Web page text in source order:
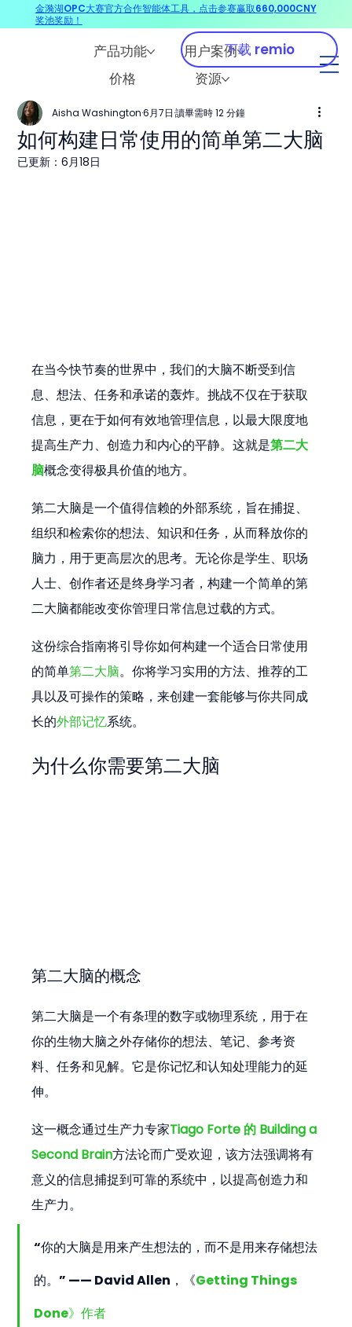
产品功能
用户案例
价格
资源
下载 remio
如何构建日常使用的简单第二大脑
Aisha Washington 6月7日 讀畢需時 12 分鐘
已更新：6月18日
在当今快节奏的世界中，我们的大脑不断受到信
息、想法、任务和承诺的轰炸。挑战不仅在于获取
信息，更在于如何有效地管理信息，以最大限度地
提高生产力、创造力和内心的平静。这就是第二大
脑概念变得极具价值的地方。
第二大脑是一个值得信赖的外部系统，旨在捕捉、
组织和检索你的想法、知识和任务，从而释放你的
脑力，用于更高层次的思考。无论你是学生、职场
人士、创作者还是终身学习者，构建一个简单的第
二大脑都能改变你管理日常信息过载的方式。
这份综合指南将引导你如何构建一个适合日常使用
的简单第二大脑。你将学习实用的方法、推荐的工
具以及可操作的策略，来创建一套能够与你共同成
长的外部记忆系统。
为什么你需要第二大脑
第二大脑的概念
第二大脑是一个有条理的数字或物理系统，用于在
你的生物大脑之外存储你的想法、笔记、参考资
料、任务和见解。它是你记忆和认知处理能力的延
伸。
这一概念通过生产力专家Tiago Forte 的 Building a
Second Brain方法论而广受欢迎，该方法强调将有
意义的信息捕捉到可靠的系统中，以提高创造力和
生产力。
“你的大脑是用来产生想法的，而不是用来存储想法
的。” —— David Allen，《Getting Things
Done》作者
金漪湖OPC大赛官方合作智能体工具，点击参赛赢取660,000CNY
奖池奖励！